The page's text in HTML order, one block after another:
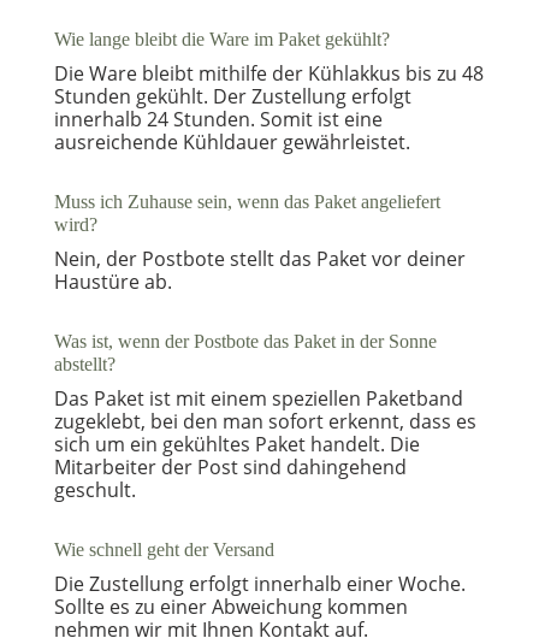
Wie lange bleibt die Ware im Paket gekühlt?
Die Ware bleibt mithilfe der Kühlakkus bis zu 48
Stunden gekühlt. Der Zustellung erfolgt
innerhalb 24 Stunden. Somit ist eine
ausreichende Kühldauer gewährleistet.
Muss ich Zuhause sein, wenn das Paket angeliefert
wird?
Nein, der Postbote stellt das Paket vor deiner
Haustüre ab.
Was ist, wenn der Postbote das Paket in der Sonne
abstellt?
Das Paket ist mit einem speziellen Paketband
zugeklebt, bei den man sofort erkennt, dass es
sich um ein gekühltes Paket handelt. Die
Mitarbeiter der Post sind dahingehend
geschult.
Wie schnell geht der Versand
Die Zustellung erfolgt innerhalb einer Woche.
Sollte es zu einer Abweichung kommen
nehmen wir mit Ihnen Kontakt auf.